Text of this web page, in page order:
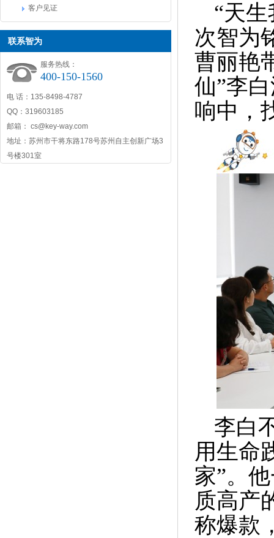
客户见证
联系智为
服务热线：
400-150-1560
电 话：135-8498-4787
QQ：319603185
邮箱： cs@key-way.com
地址：苏州市干将东路178号苏州自主创新广场3
号楼301室
“天
次智为
曹丽艳
仙”李
响中，
李白
用生命
家”。
质高产
称爆款